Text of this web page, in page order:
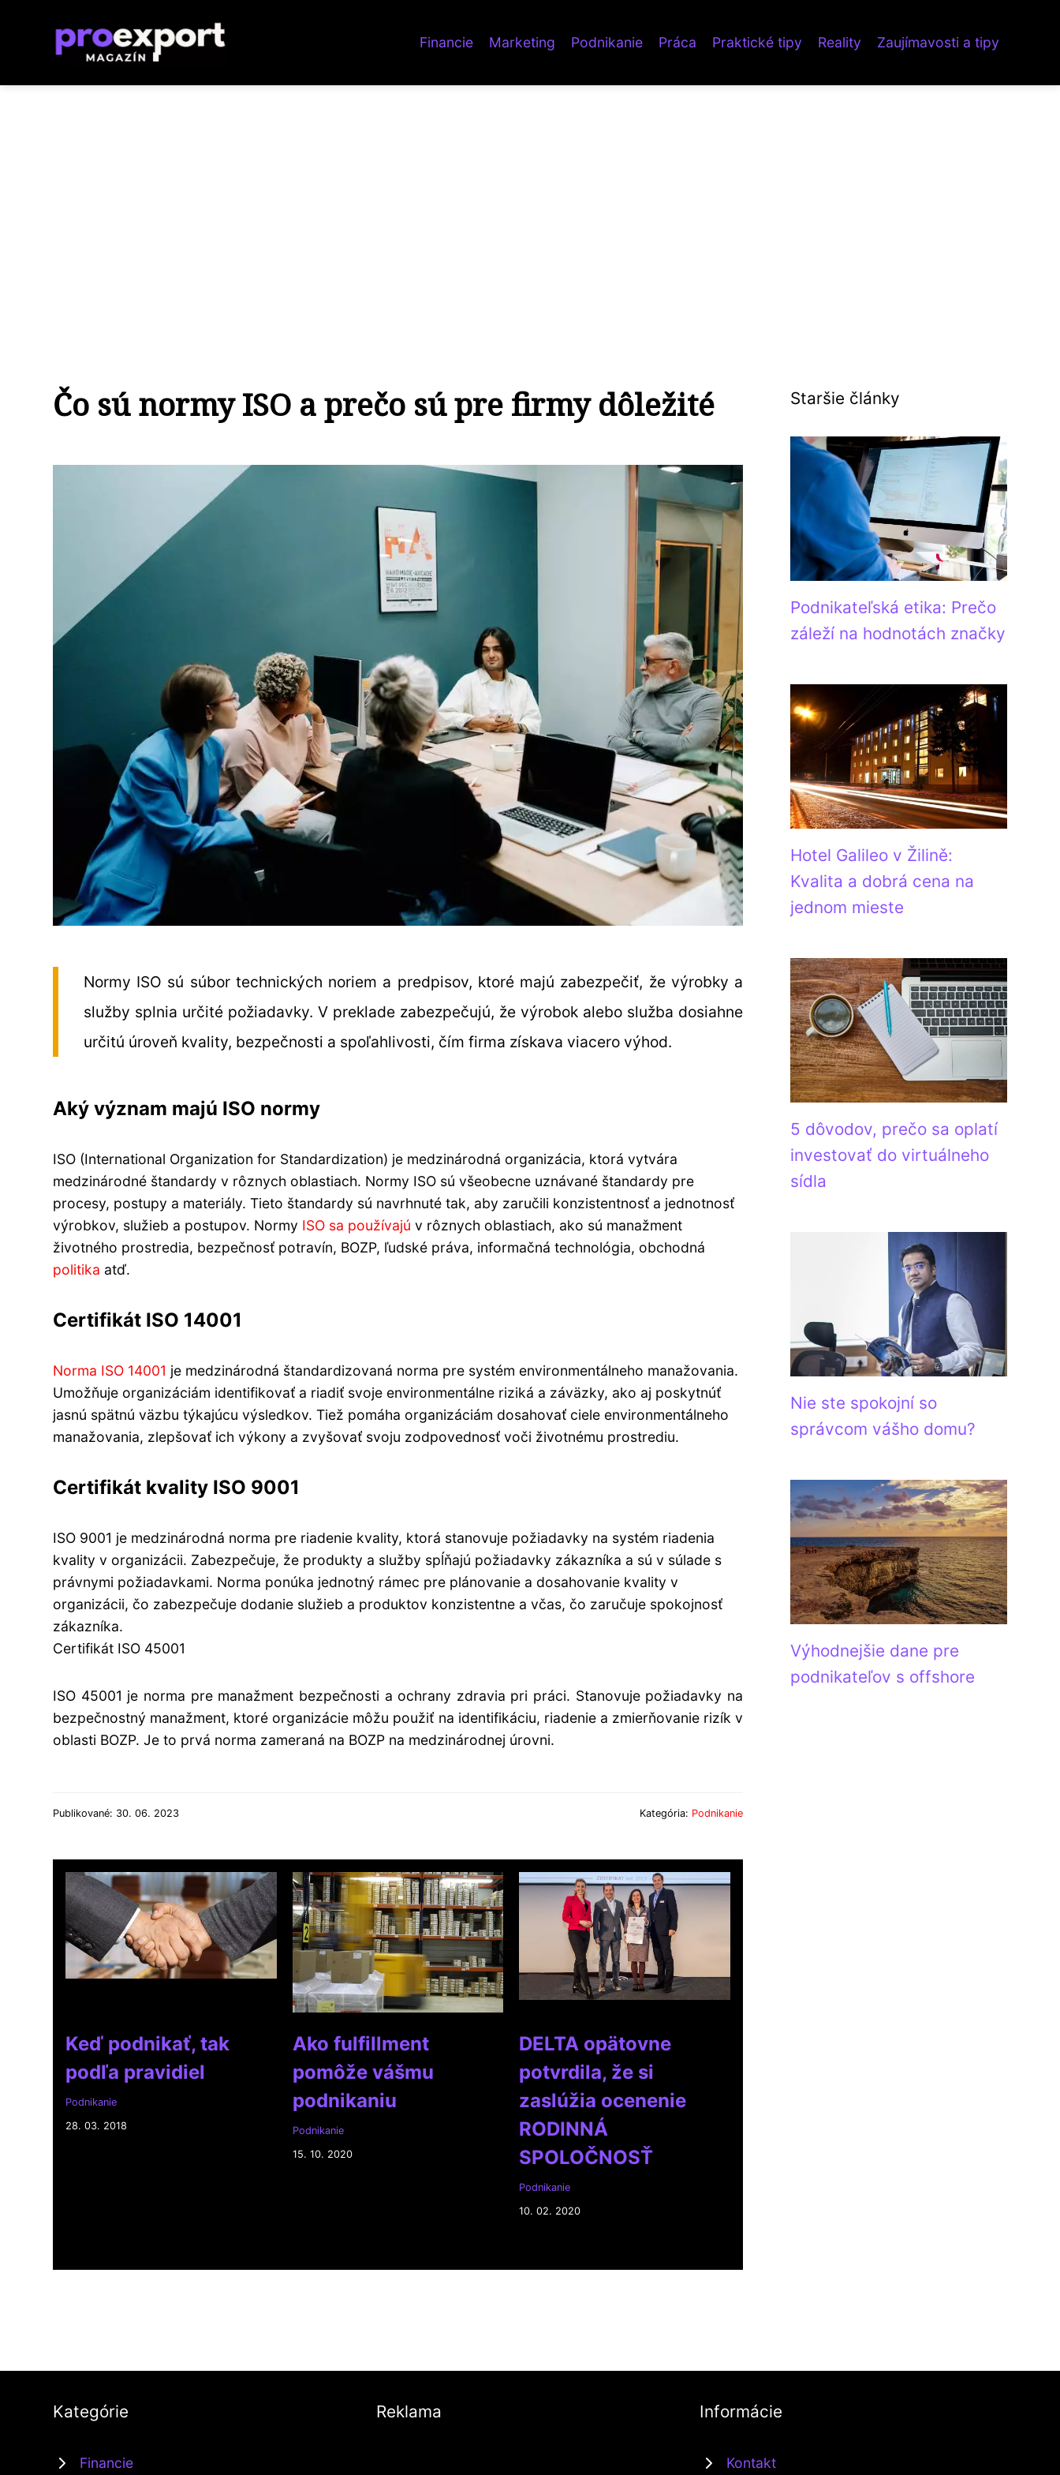
Financie Marketing Podnikanie Práca Praktické tipy Reality Zaujímavosti a tipy
Čo sú normy ISO a prečo sú pre firmy dôležité
Normy ISO sú súbor technických noriem a predpisov, ktoré majú zabezpečiť, že výrobky a
služby splnia určité požiadavky. V preklade zabezpečujú, že výrobok alebo služba dosiahne
určitú úroveň kvality, bezpečnosti a spoľahlivosti, čím firma získava viacero výhod.
Aký význam majú ISO normy
ISO (International Organization for Standardization) je medzinárodná organizácia, ktorá vytvára
medzinárodné štandardy v rôznych oblastiach. Normy ISO sú všeobecne uznávané štandardy pre
procesy, postupy a materiály. Tieto štandardy sú navrhnuté tak, aby zaručili konzistentnosť a jednotnosť
výrobkov, služieb a postupov. Normy ISO sa používajú v rôznych oblastiach, ako sú manažment
životného prostredia, bezpečnosť potravín, BOZP, ľudské práva, informačná technológia, obchodná
politika atď.
Certifikát ISO 14001
Norma ISO 14001 je medzinárodná štandardizovaná norma pre systém environmentálneho manažovania.
Umožňuje organizáciám identifikovať a riadiť svoje environmentálne riziká a záväzky, ako aj poskytnúť
jasnú spätnú väzbu týkajúcu výsledkov. Tiež pomáha organizáciám dosahovať ciele environmentálneho
manažovania, zlepšovať ich výkony a zvyšovať svoju zodpovednosť voči životnému prostrediu.
Certifikát kvality ISO 9001
ISO 9001 je medzinárodná norma pre riadenie kvality, ktorá stanovuje požiadavky na systém riadenia
kvality v organizácii. Zabezpečuje, že produkty a služby spĺňajú požiadavky zákazníka a sú v súlade s
právnymi požiadavkami. Norma ponúka jednotný rámec pre plánovanie a dosahovanie kvality v
organizácii, čo zabezpečuje dodanie služieb a produktov konzistentne a včas, čo zaručuje spokojnosť
zákazníka.
Certifikát ISO 45001
ISO 45001 je norma pre manažment bezpečnosti a ochrany zdravia pri práci. Stanovuje požiadavky na
bezpečnostný manažment, ktoré organizácie môžu použiť na identifikáciu, riadenie a zmierňovanie rizík v
oblasti BOZP. Je to prvá norma zameraná na BOZP na medzinárodnej úrovni.
Publikované: 30. 06. 2023 Kategória: Podnikanie
Keď podnikať, tak
podľa pravidiel
Podnikanie
28. 03. 2018
Ako fulfillment
pomôže vášmu
podnikaniu
Podnikanie
15. 10. 2020
DELTA opätovne
potvrdila, že si
zaslúžia ocenenie
RODINNÁ
SPOLOČNOSŤ
Podnikanie
10. 02. 2020
Staršie články
Podnikateľská etika: Prečo
záleží na hodnotách značky
Hotel Galileo v Žilině:
Kvalita a dobrá cena na
jednom mieste
5 dôvodov, prečo sa oplatí
investovať do virtuálneho
sídla
Nie ste spokojní so
správcom vášho domu?
Výhodnejšie dane pre
podnikateľov s offshore
Kategórie
Financie
Reklama Informácie
Kontakt